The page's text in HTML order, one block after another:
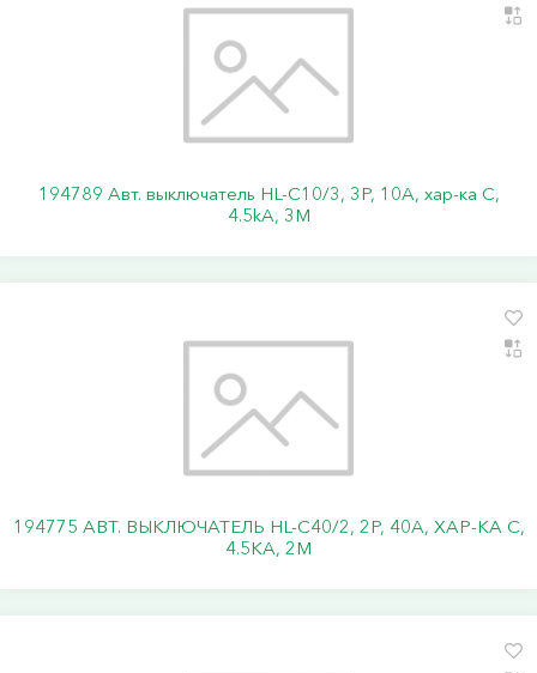
194789 Авт. выключатель HL-C10/3, 3P, 10A, хар-ка C,
4.5kA, 3M
194775 АВТ. ВЫКЛЮЧАТЕЛЬ HL-C40/2, 2P, 40A, ХАР-КА C,
4.5KA, 2M